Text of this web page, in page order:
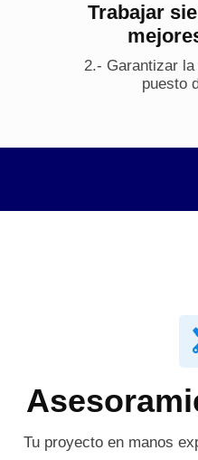
Trabajar
2.- Garantizar la
puesto
Tu proyecto en manos